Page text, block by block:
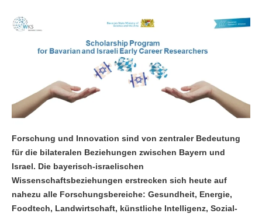
Forschung und Innovation sind von zentraler Bedeutung
für die bilateralen Beziehungen zwischen Bayern und
Israel. Die bayerisch-israelischen
Wissenschaftsbeziehungen erstrecken sich heute auf
nahezu alle Forschungsbereiche: Gesundheit, Energie,
Foodtech, Landwirtschaft, künstliche Intelligenz, Sozial-